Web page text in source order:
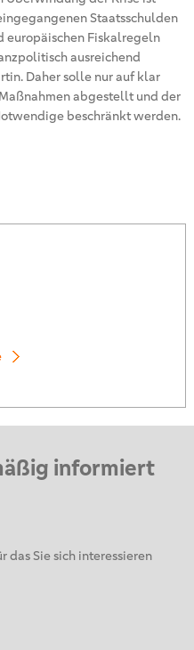
Staatsschulden
europäischen Fiskalregeln
ausreichend
Daher solle nur auf klar
abgestellt und der
beschränkt werden.
informiert
das Sie sich interessieren